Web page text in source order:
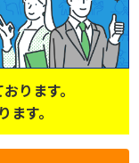
ります。
す。